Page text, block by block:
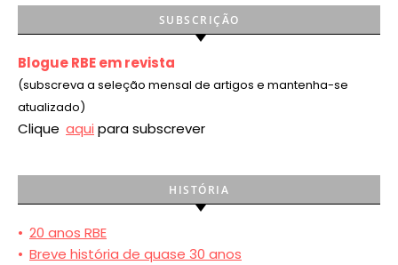
SUBSCRIÇÃO
Blogue RBE em revista
(subscreva a seleção mensal de artigos e mantenha-se
atualizado)
Clique aqui para subscrever
HISTÓRIA
• 20 anos RBE
• Breve história de quase 30 anos